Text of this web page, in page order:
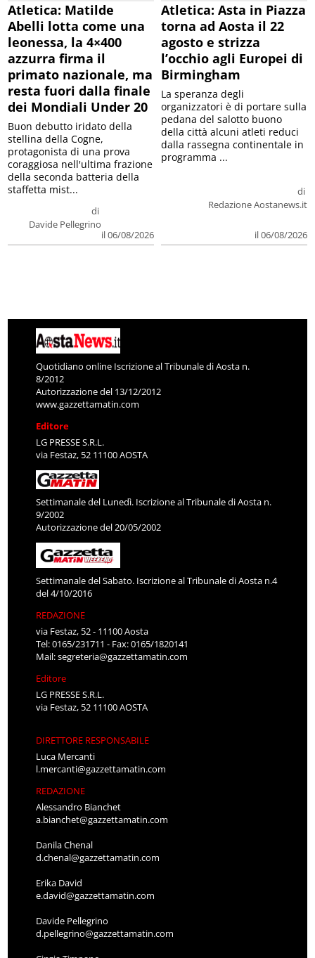
Atletica: Matilde
Abelli lotta come una
leonessa, la 4×400
azzurra firma il
primato nazionale, ma
resta fuori dalla finale
dei Mondiali Under 20
di
Davide Pellegrino
il 06/08/2026
Buon debutto iridato della
stellina della Cogne,
protagonista di una prova
coraggiosa nell'ultima frazione
della seconda batteria della
staffetta mist...
Atletica: Asta in Piazza
torna ad Aosta il 22
agosto e strizza
l’occhio agli Europei di
Birmingham
di
Redazione Aostanews.it
il 06/08/2026
La speranza degli
organizzatori è di portare sulla
pedana del salotto buono
della città alcuni atleti reduci
dalla rassegna continentale in
programma ...
Quotidiano online Iscrizione al Tribunale di Aosta n.
8/2012
Autorizzazione del 13/12/2012
www.gazzettamatin.com
Editore
LG PRESSE S.R.L.
via Festaz, 52 11100 AOSTA
Settimanale del Lunedì. Iscrizione al Tribunale di Aosta n.
9/2002
Autorizzazione del 20/05/2002
Settimanale del Sabato. Iscrizione al Tribunale di Aosta n.4
del 4/10/2016
REDAZIONE
via Festaz, 52 - 11100 Aosta
Tel: 0165/231711 - Fax: 0165/1820141
Mail:segreteria@gazzettamatin.com
Editore
LG PRESSE S.R.L.
via Festaz, 52 11100 AOSTA
DIRETTORE RESPONSABILE
Luca Mercanti
l.mercanti@gazzettamatin.com
REDAZIONE
Alessandro Bianchet
a.bianchet@gazzettamatin.com
Danila Chenal
d.chenal@gazzettamatin.com
Erika David
e.david@gazzettamatin.com
Davide Pellegrino
d.pellegrino@gazzettamatin.com